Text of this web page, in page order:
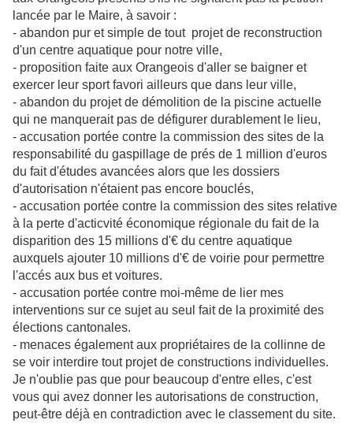
lancée par le Maire, à savoir :
- abandon pur et simple de tout projet de reconstruction
d'un centre aquatique pour notre ville,
- proposition faite aux Orangeois d'aller se baigner et
exercer leur sport favori ailleurs que dans leur ville,
- abandon du projet de démolition de la piscine actuelle
qui ne manquerait pas de défigurer durablement le lieu,
- accusation portée contre la commission des sites de la
responsabilité du gaspillage de prés de 1 million d'euros
du fait d'études avancées alors que les dossiers
d'autorisation n'étaient pas encore bouclés,
- accusation portée contre la commission des sites relative
à la perte d'acticvité économique régionale du fait de la
disparition des 15 millions d'€ du centre aquatique
auxquels ajouter 10 millions d'€ de voirie pour permettre
l'accés aux bus et voitures.
- accusation portée contre moi-même de lier mes
interventions sur ce sujet au seul fait de la proximité des
élections cantonales.
- menaces également aux propriétaires de la collinne de
se voir interdire tout projet de constructions individuelles.
Je n'oublie pas que pour beaucoup d'entre elles, c'est
vous qui avez donner les autorisations de construction,
peut-être déjà en contradiction avec le classement du site.